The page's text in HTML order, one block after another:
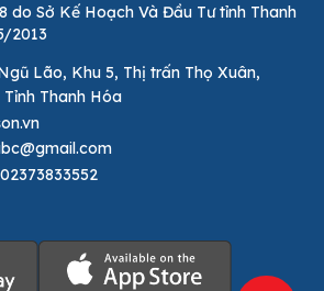
do Sở Kế Hoạch Và Đầu Tư tỉnh Thanh
2013
Lão, Khu 5, Thị trấn Thọ Xuân,
Thanh Hóa